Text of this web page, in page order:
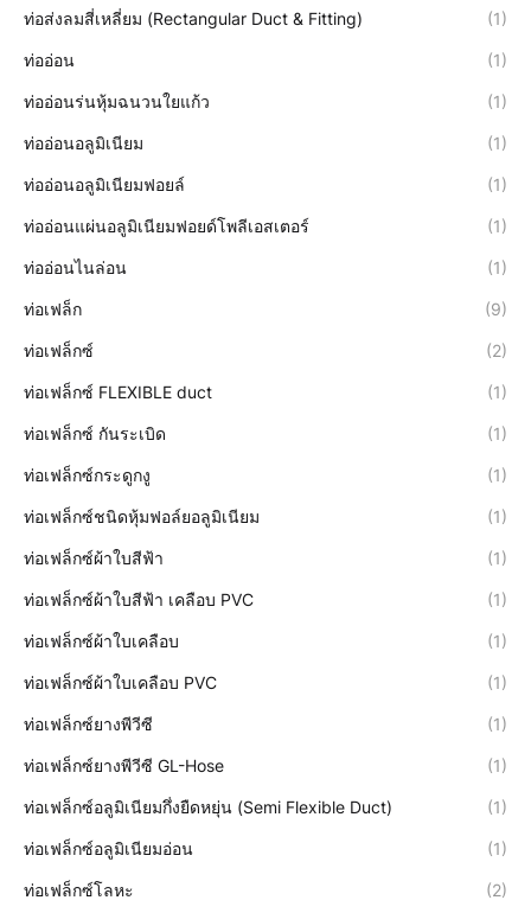
ท่อส่งลมสี่เหลี่ยม (Rectangular Duct & Fitting) (1)
ท่ออ่อน (1)
ท่ออ่อนร่นหุ้มฉนวนใยแก้ว (1)
ท่ออ่อนอลูมิเนียม (1)
ท่ออ่อนอลูมิเนียมฟอยล์ (1)
ท่ออ่อนแผ่นอลูมิเนียมฟอยด์โพลีเอสเตอร์ (1)
ท่ออ่อนไนล่อน (1)
ท่อเฟล็ก (9)
ท่อเฟล็กซ์ (2)
ท่อเฟล็กซ์ FLEXIBLE duct (1)
ท่อเฟล็กซ์ กันระเบิด (1)
ท่อเฟล็กซ์กระดูกงู (1)
ท่อเฟล็กซ์ชนิดหุ้มฟอล์ยอลูมิเนียม (1)
ท่อเฟล็กซ์ผ้าใบสีฟ้า (1)
ท่อเฟล็กซ์ผ้าใบสีฟ้า เคลือบ PVC (1)
ท่อเฟล็กซ์ผ้าใบเคลือบ (1)
ท่อเฟล็กซ์ผ้าใบเคลือบ PVC (1)
ท่อเฟล็กซ์ยางพีวีซี (1)
ท่อเฟล็กซ์ยางพีวีซี GL-Hose (1)
ท่อเฟล็กซ์อลูมิเนียมกึ่งยืดหยุ่น (Semi Flexible Duct) (1)
ท่อเฟล็กซ์อลูมิเนียมอ่อน (1)
ท่อเฟล็กซ์โลหะ (2)